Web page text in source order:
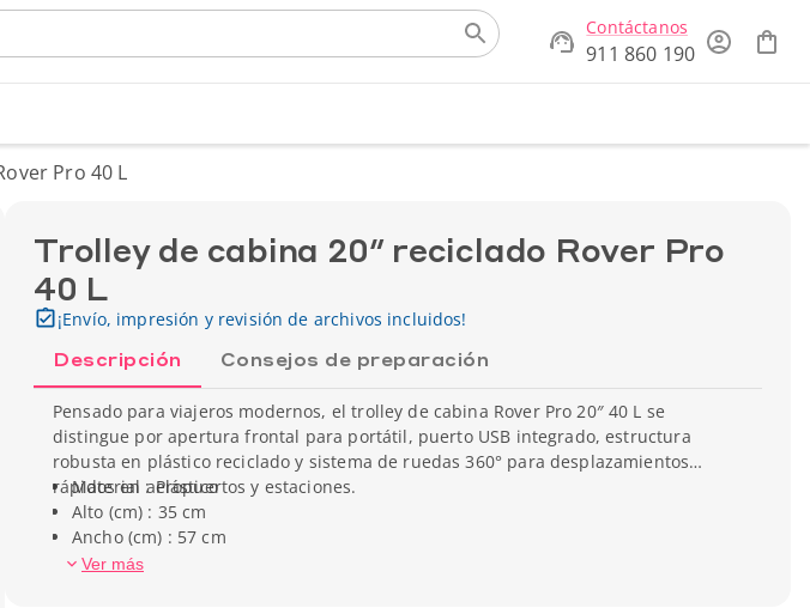
Contáctanos
911 860 190
Pro 40 L
Trolley de cabina 20″ reciclado Rover Pro
40 L
¡Envío, impresión y revisión de archivos incluidos!
Descripción Consejos de preparación
Pensado para viajeros modernos, el trolley de cabina Rover Pro 20″ 40 L se
distingue por apertura frontal para portátil, puerto USB integrado, estructura
robusta en plástico reciclado y sistema de ruedas 360° para desplazamientos
rápidos en aeropuertos y estaciones.
Material : Plástico
Alto (cm) : 35 cm
Ancho (cm) : 57 cm
Profundidad (cm) : 23 cm
Ver más